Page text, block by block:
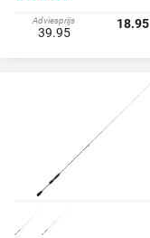
Adviesprijs
39.95
18.95